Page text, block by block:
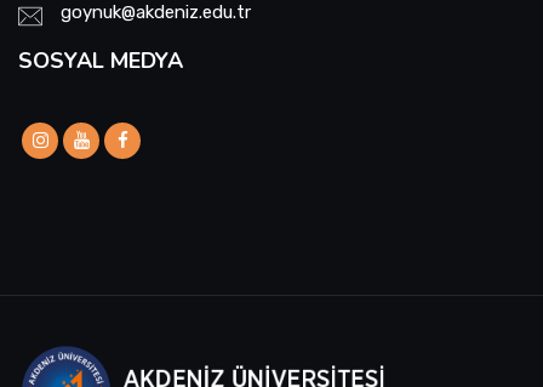
goynuk@akdeniz.edu.tr
SOSYAL MEDYA